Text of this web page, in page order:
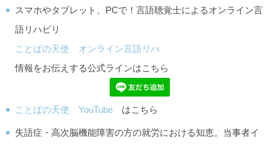
スマホやタブレット、PCで！言語聴覚士によるオンライン言
語リハビリ
ことばの天使 オンライン言語リハ
情報をお伝えする公式ラインはこちら
ことばの天使 YouTube はこちら
失語症・高次脳機能障害の方の就労における知恵。当事者イ